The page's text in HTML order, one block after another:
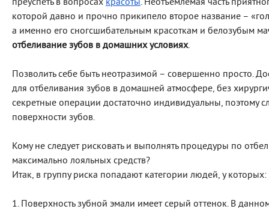
преуспеть в вопросах красоты. Неотъемлемая часть
которой давно и прочно прикипело второе название –
а именно его сногсшибательным красоткам и белозубым
отбеливание зубов в домашних условиях.
Позволить себе быть неотразимой – совершенно просто.
для отбеливания зубов в домашней атмосфере, без
секретные операции достаточно индивидуальны, поэтому
поверхности зубов.
Кому не следует рисковать и выполнять процедуры по
максимально лояльных средств?
Итак, в группу риска попадают категории людей, у которых:
1. Поверхность зубной эмали имеет серый оттенок. В